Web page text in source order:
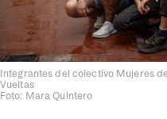
Integrantes del colectivo Mujeres
Vueltas
Foto: Mara Quintero